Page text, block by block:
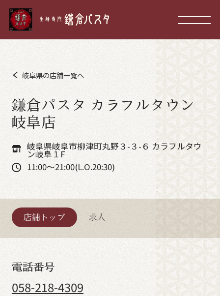
岐阜県の店舗一覧へ
鎌倉パスタ カラフルタウン
岐阜店
岐阜県岐阜市柳津町丸野３-３-６ カラフルタウ
ン岐阜１F
11:00～21:00(L.O.20:30)
店舗トップ 求人
電話番号
058-218-4309